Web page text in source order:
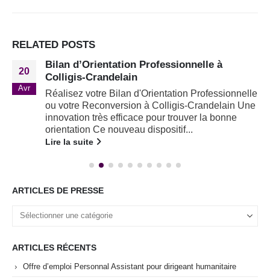
RELATED POSTS
20
Avr
Bilan d’Orientation Professionnelle à
Colligis-Crandelain
Réalisez votre Bilan d'Orientation Professionnelle
ou votre Reconversion à Colligis-Crandelain Une
innovation très efficace pour trouver la bonne
orientation Ce nouveau dispositif...
Lire la suite
ARTICLES DE PRESSE
ARTICLES RÉCENTS
Offre d’emploi Personnal Assistant pour dirigeant humanitaire